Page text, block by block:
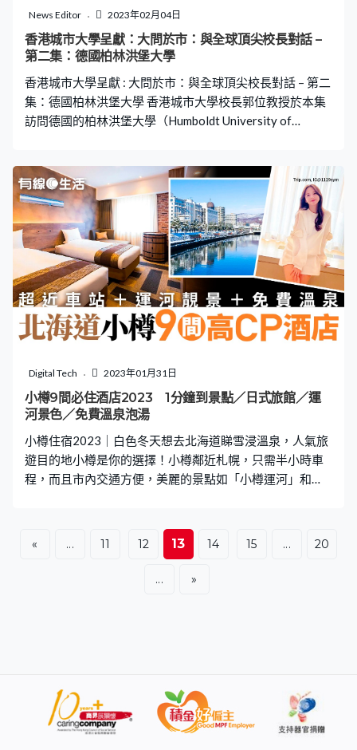
機11. 正負零 Klook.com 高評分抽濕機12
News Editor 2023年02月04日
香港城市大學呈獻：大問於市：與全球頂尖校長對話 –
第二集：德國柏林洪堡大學
香港城市大學呈獻 : 大問於市：與全球頂尖校長對話 – 第二
集：德國柏林洪堡大學 香港城市大學校長郭位教授於本集
訪問德國的柏林洪堡大學（Humboldt University of
「現代大學之母」，共55位師生、校友獲得諾貝爾獎。郭
校長會在節目中與扎比內．孔斯特校長對談，邀請她分享
德國「洪堡」高等教育的風格，以及對現代教育的願景。
City University of Hong Kong presents “Beyond
Boundaries: Dialogue with Presidents of World’s Leading
Educational Institutions” – Episode 2 : Humboldt
University of Berlin In this episode, President Way Kuo
invite
Digital Tech 2023年01月31日
小樽9間必住酒店2023 1分鐘到景點／日式旅館／運
河景色／免費溫泉泡湯
小樽住宿2023｜白色冬天想去北海道睇雪浸溫泉，人氣旅
遊目的地小樽是你的選擇！小樽鄰近札幌，只需半小時車
程，而且市內交通方便，美麗的景點如「小樽運河」和
「小樽郊區」三個部份。 更多日本住宿推介： 東京7間新
酒店，全部新裝修，更加有溫泉、桑拿，鄰近JR🤩 10間大
阪新開張的酒店，鄰近梅田／難波／心齋橋，方便
酒店停車場供有足夠停車位，適合自駕遊的旅客。外觀和
大廳使用歐式建築風格，內部採用溫暖木色裝潢。房間擁
有足夠空間，基本配備如雪櫃、熱水煲等一應俱全。 查看
« ... 11 12 13 14 15 ... 20
... »